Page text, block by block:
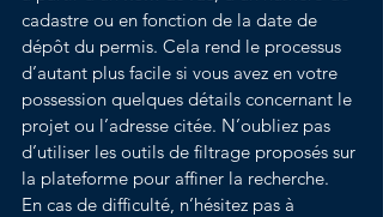
cadastre ou en fonction de la date de
dépôt du permis. Cela rend le processus
d’autant plus facile si vous avez en votre
possession quelques détails concernant le
projet ou l’adresse citée. N’oubliez pas
d’utiliser les outils de filtrage proposés sur
la plateforme pour affiner la recherche.
En cas de difficulté, n’hésitez pas à